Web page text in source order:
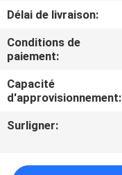
CONTRÔLE
DE
LA
QUALITÉ
NOUS
Délai de livraison:
Conditions de
paiement:
Capacité
d'approvisionnement:
Surligner: